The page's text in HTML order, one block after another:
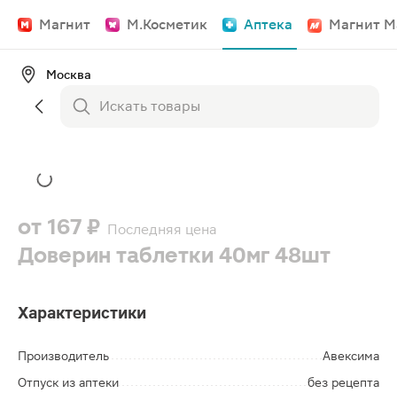
Магнит М.Косметик Аптека Магнит
Москва
от 167 ₽ Последняя цена
Доверин таблетки 40мг 48шт
Характеристики
Производитель
Авексима
Отпуск из аптеки
без рецепта